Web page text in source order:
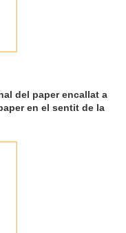
del paper encallat a
en el sentit de la